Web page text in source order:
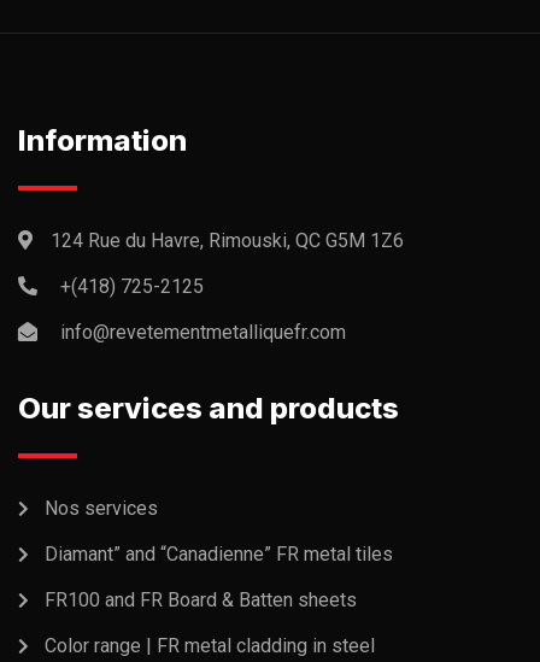
Information
124 Rue du Havre, Rimouski, QC G5M 1Z6
+(418) 725-2125
info@revetementmetalliquefr.com
Our services and products
Nos services
Diamant” and “Canadienne” FR metal tiles
FR100 and FR Board & Batten sheets
Color range | FR metal cladding in steel